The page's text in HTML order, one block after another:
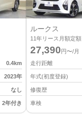
0.4km
2023年
なし
2年付き
ルークス
11年リース月額定額
27,390 円〜/月
走行距離
年式(初度登録)
修復歴
車検